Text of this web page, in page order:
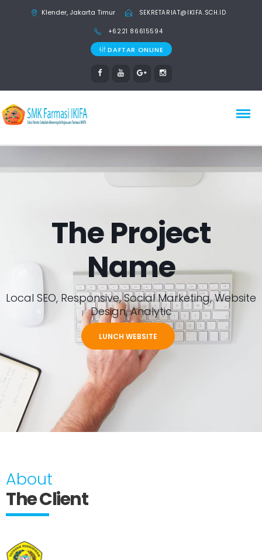
Klender, Jakarta Timur SEKRETARIAT@IKIFA.SCH.ID
+6221 86615594
DAFTAR ONLINE
The Project
Name
Local SEO, Responsive, Social Marketing, Website
Design, Analytic
LUNCH WEBSITE
About
The Client